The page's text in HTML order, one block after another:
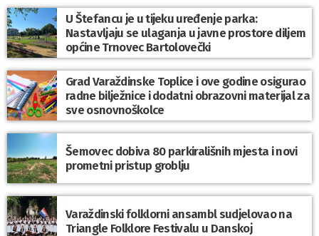
U Štefancu je u tijeku uređenje parka:
Nastavljaju se ulaganja u javne prostore diljem
općine Trnovec Bartolovečki
Grad Varaždinske Toplice i ove godine osigurao
radne bilježnice i dodatni obrazovni materijal za
sve osnovnoškolce
Šemovec dobiva 80 parkirališnih mjesta i novi
prometni pristup groblju
Varaždinski folklorni ansambl sudjelovao na
Triangle Folklore Festivalu u Danskoj